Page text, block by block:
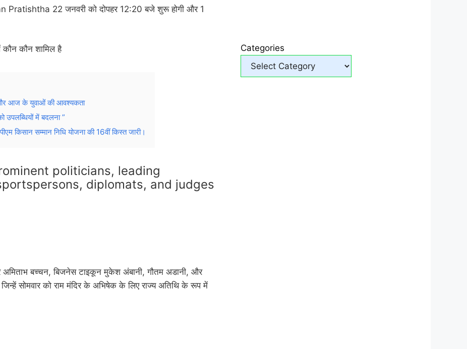
Pratishtha 22 जनवरी को दोपहर 12:20 बजे शुरू होगी और 1
कौन कौन शामिल है
और आज के युवाओं की आवश्यकता
में बदलना ”
सम्मान निधि योजना की 16वीं किस्त जारी।
politicians, leading
diplomats, and judges
बच्चन, बिजनेस टाइकून मुकेश अंबानी, गौतम अडानी, और
सोमवार को राम मंदिर के अभिषेक के लिए राज्य अतिथि के रूप में
Categories